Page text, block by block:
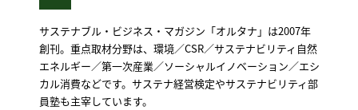
サステナブル・ビジネス・マガジン「オルタナ」は2007年
創刊。重点取材分野は、環境／CSR／サステナビリティ自然
エネルギー／第一次産業／ソーシャルイノベーション／エシ
カル消費などです。サステナ経営検定やサステナビリティ部
員塾も主宰しています。